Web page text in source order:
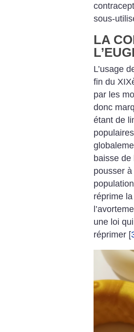
sous-
LA
L’usage
fin du
par les
donc
étant de
populaires
baisse
pousser
réprime la
une loi
réprimer [